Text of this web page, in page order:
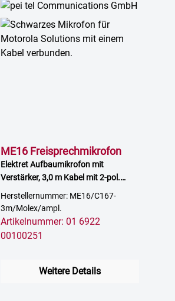
ME16 Freisprechmikrofon
Elektret Aufbaumikrofon mit
Verstärker, 3,0 m Kabel mit 2-pol.
Molex Stecker
Herstellernummer: ME16/C167-
3m/Molex/ampl.
Artikelnummer: 01 6922
00100251
Weitere Details